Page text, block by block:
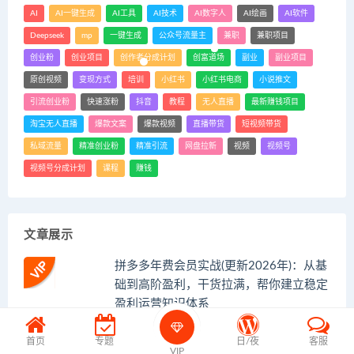
AI AI一键生成 AI工具 AI技术 AI数字人 AI绘画 AI软件
Deepseek mp 一键生成 公众号流量主 兼职 兼职项目
创业粉 创业项目 创作者分成计划 创富道场 副业 副业项目
原创视频 变现方式 培训 小红书 小红书电商 小说推文
引流创业粉 快速涨粉 抖音 教程 无人直播 最新赚钱项目
淘宝无人直播 爆款文案 爆款视频 直播带货 短视频带货
私域流量 精准创业粉 精准引流 网盘拉新 视频 视频号
视频号分成计划 课程 赚钱
文章展示
拼多多年费会员实战(更新2026年)：从基
础到高阶盈利，干货拉满，帮你建立稳定
盈利运营知识体系
某宝付费购买，常用6G音效合集！
首页
专题
VIP
日/夜 客服